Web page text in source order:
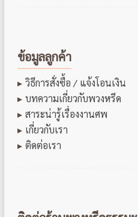
ข้อมูลลูกค้า
วิธีการสั่งซื้อ / แจ้งโอนเงิน
บทความเกี่ยวกับพวงหรีด
สาระน่ารู้เรื่องงานศพ
เกี่ยวกับเรา
ติดต่อเรา